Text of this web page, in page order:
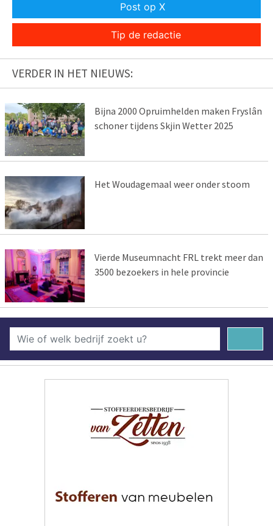
Post op X
Tip de redactie
VERDER IN HET NIEUWS:
Bijna 2000 Opruimhelden maken Fryslân
schoner tijdens Skjin Wetter 2025
Het Woudagemaal weer onder stoom
Vierde Museumnacht FRL trekt meer dan
3500 bezoekers in hele provincie